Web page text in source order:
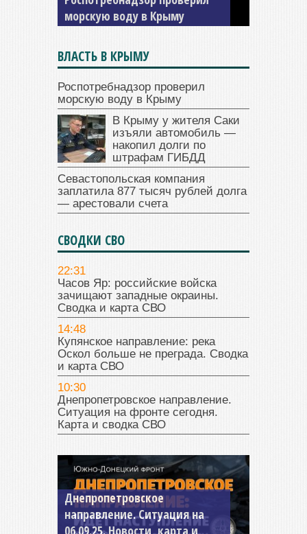
ГИБДД
ВЛАСТЬ В КРЫМУ
Роспотребнадзор проверил
морскую воду в Крыму
В Крыму у жителя Саки
изъяли автомобиль —
накопил долги по
штрафам ГИБДД
Севастопольская компания
заплатила 877 тысяч рублей долга
— арестовали счета
СВОДКИ СВО
22:31
Часов Яр: российские войска
зачищают западные окраины.
Сводка и карта СВО
14:48
Купянское направление: река
Оскол больше не преграда. Сводка
и карта СВО
10:30
Днепропетровское направление.
Ситуация на фронте сегодня.
Карта и сводка СВО
Константиновское
направление. Ситуация на
04.09.25 Новости, карта и